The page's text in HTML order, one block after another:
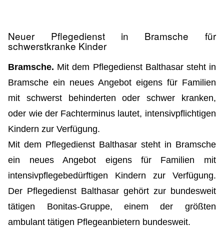
Neuer Pflegedienst in Bramsche für
schwerstkranke Kinder
Bramsche. Mit dem Pflegedienst Balthasar steht in
Bramsche ein neues Angebot eigens für Familien
mit schwerst behinderten oder schwer kranken,
oder wie der Fachterminus lautet, intensivpflichtigen
Kindern zur Verfügung.
Mit dem Pflegedienst Balthasar steht in Bramsche
ein neues Angebot eigens für Familien mit
intensivpflegebedürftigen Kindern zur Verfügung.
Der Pflegedienst Balthasar gehört zur bundesweit
tätigen Bonitas-Gruppe, einem der größten
ambulant tätigen Pflegeanbietern bundesweit.